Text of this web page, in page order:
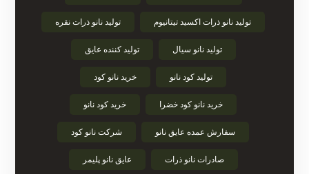
تولید نانو ذرات اکسید تیتانیوم تولید نانو ذرات نقره
تولید نانو سیال تولید کننده عایق
تولید کود نانو خرید نانو کود
خرید نانو کود خضرا خرید کود نانو
سفارش عمده عایق نانو شرکت نانو کود
صادرات نانو ذرات عایق نانو پلیمر